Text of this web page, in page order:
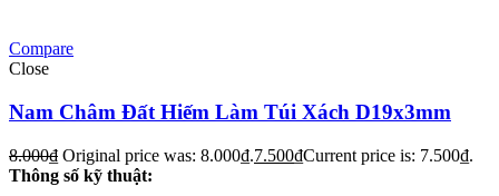
Compare
Close
Nam Châm Đất Hiếm Làm Túi Xách D19x3mm
8.000₫ Original price was: 8.000₫.7.500₫Current price is: 7.500₫.
Thông số kỹ thuật: